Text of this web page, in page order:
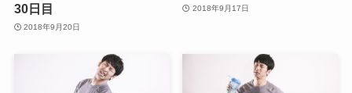
30日目
2018年9月20日
2018年9月17日